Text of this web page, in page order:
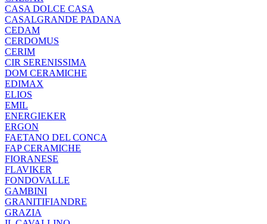
CASA DOLCE CASA
CASALGRANDE PADANA
CEDAM
CERDOMUS
CERIM
CIR SERENISSIMA
DOM CERAMICHE
EDIMAX
ELIOS
EMIL
ENERGIEKER
ERGON
FAETANO DEL CONCA
FAP CERAMICHE
FIORANESE
FLAVIKER
FONDOVALLE
GAMBINI
GRANITIFIANDRE
GRAZIA